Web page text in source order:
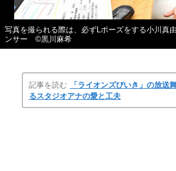
写真を撮られる際は、必ずLポーズをする小川真
ンサー ©黒川麻希
記事を読む
「ライオンズびいき」の放
るスタジオアナの愛と工夫